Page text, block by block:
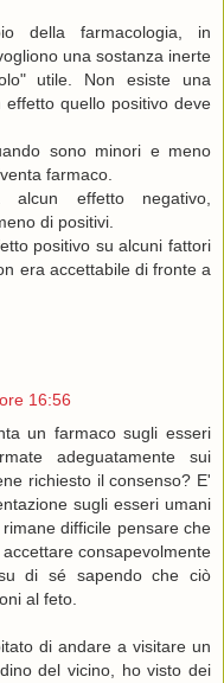
della farmacologia, in
una sostanza inerte
utile. Non esiste una
quello positivo deve
sono minori e meno
farmaco.
effetto negativo,
di positivi.
positivo su alcuni fattori
era accettabile di fronte a
16:56
un farmaco sugli esseri
adeguatamente sui
richiesto il consenso? E'
sugli esseri umani
difficile pensare che
consapevolmente
di sé sapendo che ciò
al feto.
di andare a visitare un
del vicino, ho visto dei